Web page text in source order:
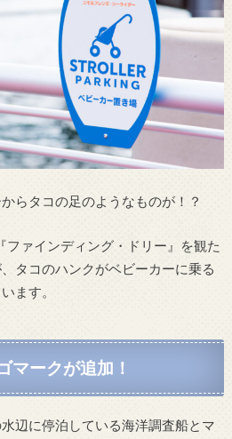
らタコの足のようなものが！？
ァインディング・ドリー』を観た
タコのハンクがベビーカーに乗る
ます。
マークが追加！
辺に停泊している海洋調査船とマ